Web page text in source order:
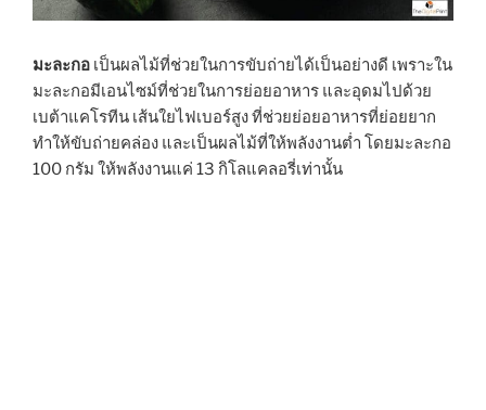
มะละกอ เป็นผลไม้ที่ช่วยในการขับถ่ายได้เป็นอย่างดี เพราะใน
มะละกอมีเอนไซม์ที่ช่วยในการย่อยอาหาร และอุดมไปด้วย
เบต้าแคโรทีน เส้นใยไฟเบอร์สูง ที่ช่วยย่อยอาหารที่ย่อยยาก
ทำให้ขับถ่ายคล่อง และเป็นผลไม้ที่ให้พลังงานต่ำ โดยมะละกอ
100 กรัม ให้พลังงานแค่ 13 กิโลแคลอรี่เท่านั้น